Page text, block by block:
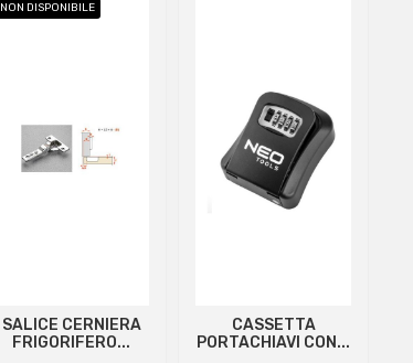
NON DISPONIBILE
SALICE CERNIERA
FRIGORIFERO...
CASSETTA
PORTACHIAVI CON...